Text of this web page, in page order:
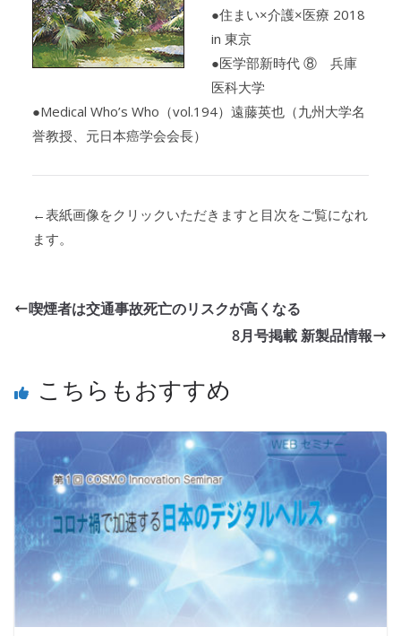
●住まい×介護×医療 2018
in 東京
●医学部新時代 ⑧ 兵庫
医科大学
●Medical Who’s Who（vol.194）遠藤英也（九州大学名
誉教授、元日本癌学会会長）
←表紙画像をクリックいただきますと目次をご覧になれ
ます。
喫煙者は交通事故死亡のリスクが高くなる
8月号掲載 新製品情報
こちらもおすすめ